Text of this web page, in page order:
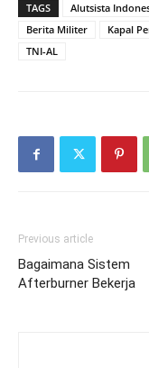
TAGS Alutsista
Berita Militer
Kapal
TNI-AL
Previous article
Bagaimana Sistem
Afterburner Bekerja